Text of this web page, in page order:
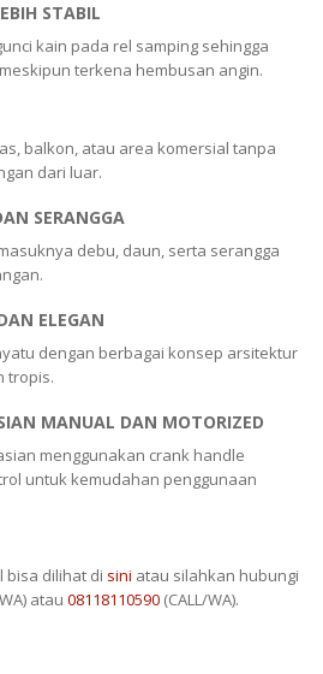
STABIL
kain pada rel samping sehingga
terkena hembusan angin.
balkon, atau area komersial tanpa
dari luar.
SERANGGA
debu, daun, serta serangga
ELEGAN
dengan berbagai konsep arsitektur
tropis.
MANUAL DAN MOTORIZED
menggunakan crank handle
untuk kemudahan penggunaan
bisa dilihat di sini atau silahkan hubungi
atau 08118110590 (CALL/WA).